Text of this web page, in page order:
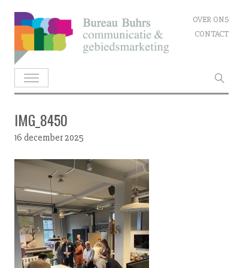
Skip
to
content
OVER ONS
CONTACT
IMG_8450
16 december 2025